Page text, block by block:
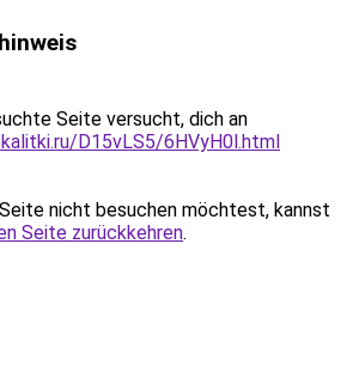
Seite versucht, dich an
D15vLS5/6HVyH0l.html
nicht besuchen möchtest, kannst
Seite zurückkehren.